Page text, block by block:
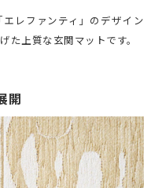
レファンティ」のデザイン
た上質な玄関マットです。
開